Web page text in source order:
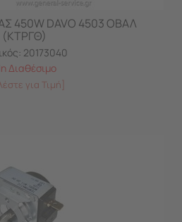
450W DAVO 4503 ΟΒΑΛ
(ΚΤΡΓΘ)
20173040
Διαθέσιμο
για Τιμή]